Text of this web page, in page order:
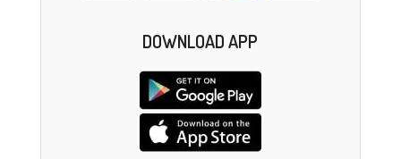
DOWNLOAD APP